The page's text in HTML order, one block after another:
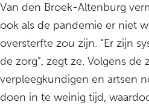
Van den Broek-Altenburg
ook als de pandemie er niet
oversterfte zou zijn. “Er zijn
de zorg”, zegt ze. Volgens
verpleegkundigen en artsen
doen in te weinig tijd,